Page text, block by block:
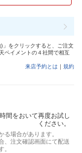
をクリックすると、ご注文
ペイメントの４社間で相互
来店予約とは ｜ 規約
間をおいて再度お試し
ください。
場合があります。
、注文確認画面にて配送
。